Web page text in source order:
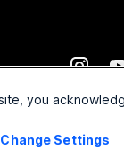
you
Change Settings